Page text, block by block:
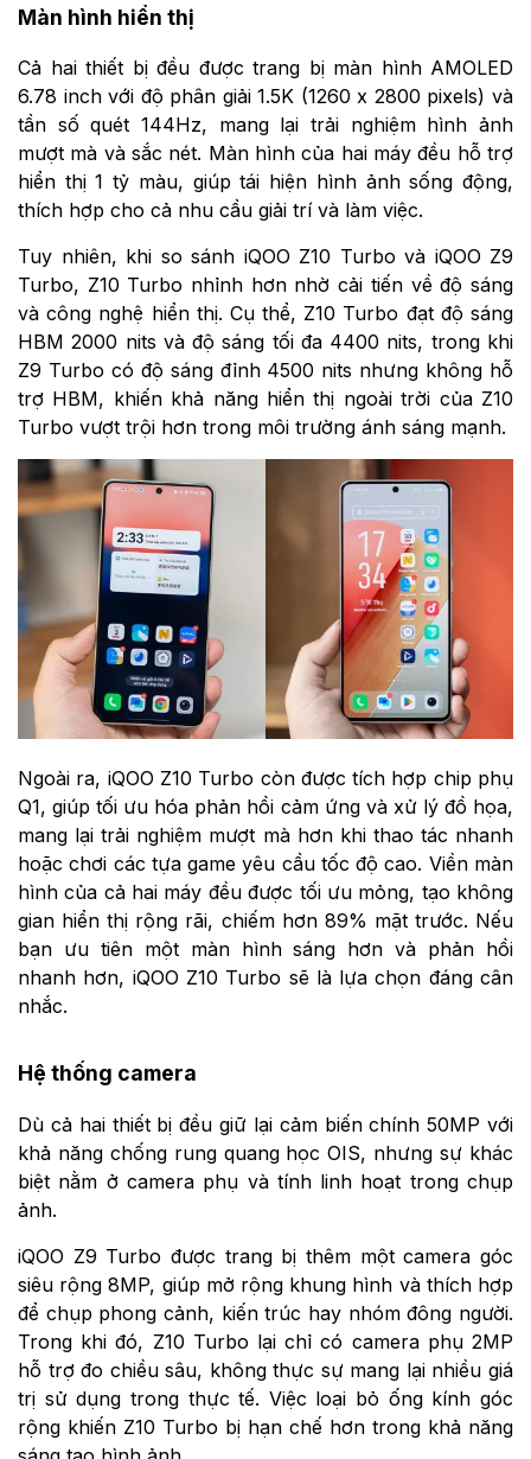
Màn hình hiển thị
Cả hai thiết bị đều được trang bị màn hình AMOLED
6.78 inch với độ phân giải 1.5K (1260 x 2800 pixels) và
tần số quét 144Hz, mang lại trải nghiệm hình ảnh
mượt mà và sắc nét. Màn hình của hai máy đều hỗ trợ
hiển thị 1 tỷ màu, giúp tái hiện hình ảnh sống động,
thích hợp cho cả nhu cầu giải trí và làm việc.
Tuy nhiên, khi so sánh iQOO Z10 Turbo và iQOO Z9
Turbo, Z10 Turbo nhỉnh hơn nhờ cải tiến về độ sáng
và công nghệ hiển thị. Cụ thể, Z10 Turbo đạt độ sáng
HBM 2000 nits và độ sáng tối đa 4400 nits, trong khi
Z9 Turbo có độ sáng đỉnh 4500 nits nhưng không hỗ
trợ HBM, khiến khả năng hiển thị ngoài trời của Z10
Turbo vượt trội hơn trong môi trường ánh sáng mạnh.
Ngoài ra, iQOO Z10 Turbo còn được tích hợp chip phụ
Q1, giúp tối ưu hóa phản hồi cảm ứng và xử lý đồ họa,
mang lại trải nghiệm mượt mà hơn khi thao tác nhanh
hoặc chơi các tựa game yêu cầu tốc độ cao. Viền màn
hình của cả hai máy đều được tối ưu mỏng, tạo không
gian hiển thị rộng rãi, chiếm hơn 89% mặt trước. Nếu
bạn ưu tiên một màn hình sáng hơn và phản hồi
nhanh hơn, iQOO Z10 Turbo sẽ là lựa chọn đáng cân
nhắc.
Hệ thống camera
Dù cả hai thiết bị đều giữ lại cảm biến chính 50MP với
khả năng chống rung quang học OIS, nhưng sự khác
biệt nằm ở camera phụ và tính linh hoạt trong chụp
ảnh.
iQOO Z9 Turbo được trang bị thêm một camera góc
siêu rộng 8MP, giúp mở rộng khung hình và thích hợp
để chụp phong cảnh, kiến trúc hay nhóm đông người.
Trong khi đó, Z10 Turbo lại chỉ có camera phụ 2MP
hỗ trợ đo chiều sâu, không thực sự mang lại nhiều giá
trị sử dụng trong thực tế. Việc loại bỏ ống kính góc
rộng khiến Z10 Turbo bị hạn chế hơn trong khả năng